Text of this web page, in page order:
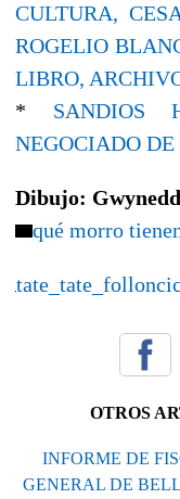
CULTURA,
ROGELIO
LIBRO,
* SANDIOS
NEGOCIADO
Dibujo: G
qué morro
OTROS
INFORME DE
GENERAL DE